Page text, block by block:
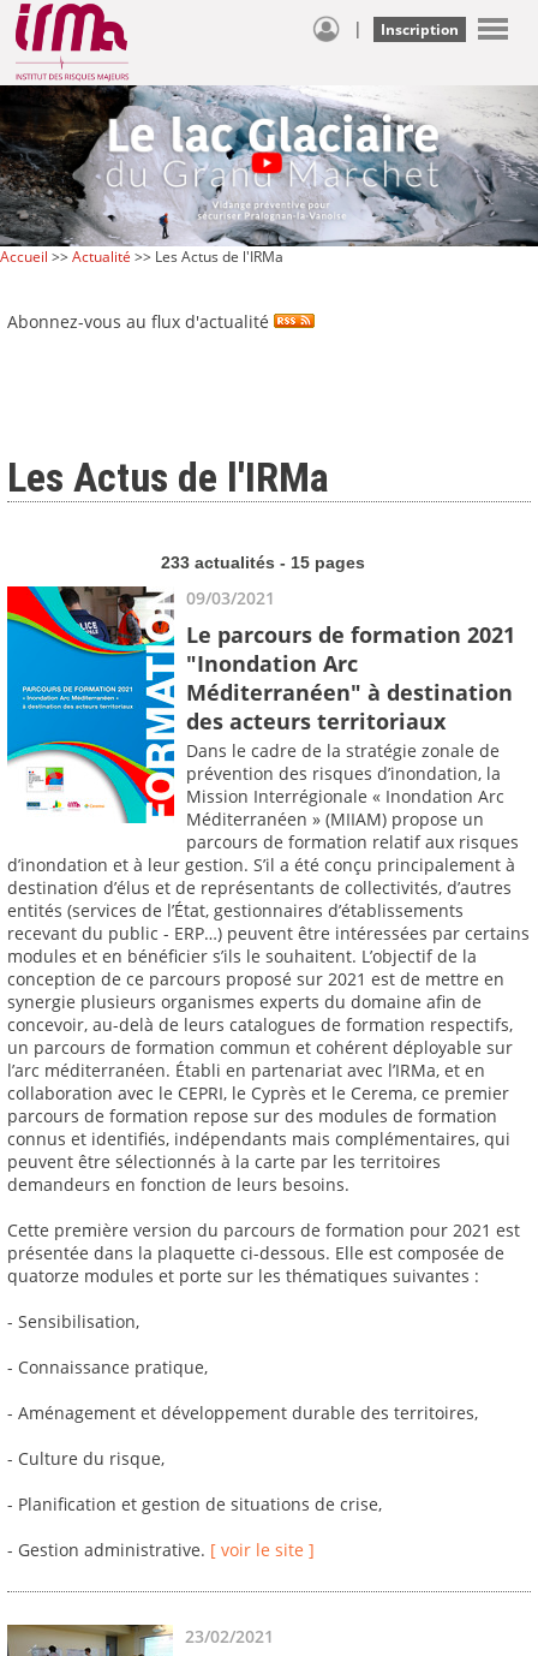
| Inscription
Accueil >>Actualité >> Les Actus de l'IRMa
Abonnez-vous au flux d'actualité
Les Actus de l'IRMa
233 actualités - 15 pages
09/03/2021
Le parcours de formation 2021
"Inondation Arc
Méditerranéen" à destination
des acteurs territoriaux
Dans le cadre de la stratégie zonale de
prévention des risques d’inondation, la
Mission Interrégionale « Inondation Arc
Méditerranéen » (MIIAM) propose un
parcours de formation relatif aux risques
d’inondation et à leur gestion. S’il a été conçu principalement à
destination d’élus et de représentants de collectivités, d’autres
entités (services de l’État, gestionnaires d’établissements
recevant du public - ERP…) peuvent être intéressées par certains
modules et en bénéficier s’ils le souhaitent. L’objectif de la
conception de ce parcours proposé sur 2021 est de mettre en
synergie plusieurs organismes experts du domaine afin de
concevoir, au-delà de leurs catalogues de formation respectifs,
un parcours de formation commun et cohérent déployable sur
l’arc méditerranéen. Établi en partenariat avec l’IRMa, et en
collaboration avec le CEPRI, le Cyprès et le Cerema, ce premier
parcours de formation repose sur des modules de formation
connus et identifiés, indépendants mais complémentaires, qui
peuvent être sélectionnés à la carte par les territoires
demandeurs en fonction de leurs besoins.
Cette première version du parcours de formation pour 2021 est
présentée dans la plaquette ci-dessous. Elle est composée de
quatorze modules et porte sur les thématiques suivantes :
- Sensibilisation,
- Connaissance pratique,
- Aménagement et développement durable des territoires,
- Culture du risque,
- Planification et gestion de situations de crise,
- Gestion administrative. [ voir le site ]
23/02/2021